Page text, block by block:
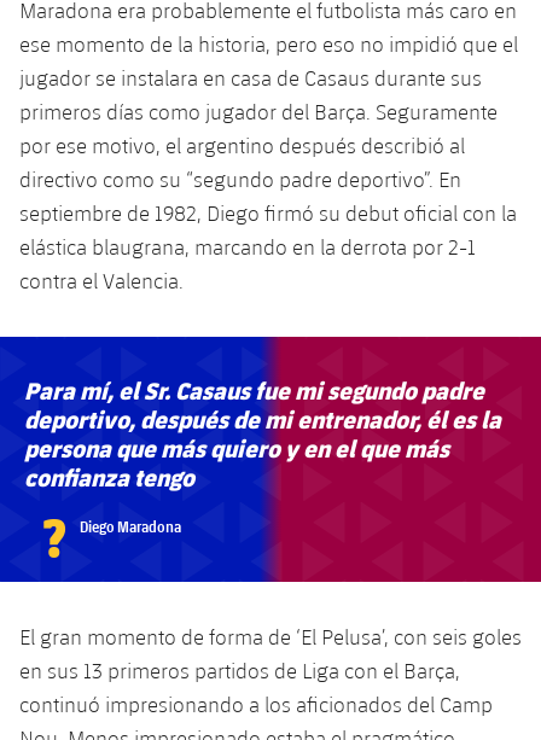
Maradona era probablemente el futbolista más caro en
ese momento de la historia, pero eso no impidió que el
jugador se instalara en casa de Casaus durante sus
primeros días como jugador del Barça. Seguramente
por ese motivo, el argentino después describió al
directivo como su “segundo padre deportivo”. En
septiembre de 1982, Diego firmó su debut oficial con la
elástica blaugrana, marcando en la derrota por 2-1
contra el Valencia.
Para mí, el Sr. Casaus fue mi segundo padre
deportivo, después de mi entrenador, él es la
persona que más quiero y en el que más
confianza tengo
? Diego Maradona
El gran momento de forma de ‘El Pelusa’, con seis goles
en sus 13 primeros partidos de Liga con el Barça,
continuó impresionando a los aficionados del Camp